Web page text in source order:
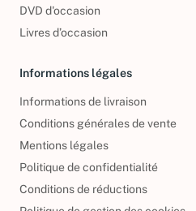
DVD d'occasion
Livres d’occasion
Informations légales
Informations de livraison
Conditions générales de vente
Mentions légales
Politique de confidentialité
Conditions de réductions